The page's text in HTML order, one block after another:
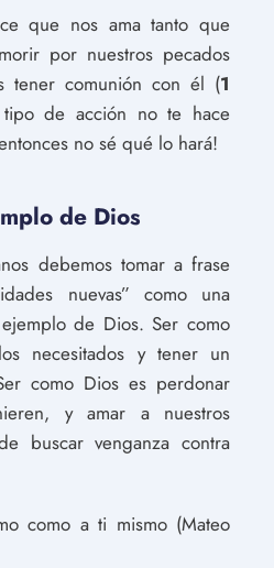
que nos ama tanto que
por nuestros pecados
tener comunión con él (1
de acción no te hace
no sé qué lo hará!
de Dios
debemos tomar a frase
nuevas” como una
de Dios. Ser como
necesitados y tener un
como Dios es perdonar
y amar a nuestros
buscar venganza contra
como a ti mismo (Mateo